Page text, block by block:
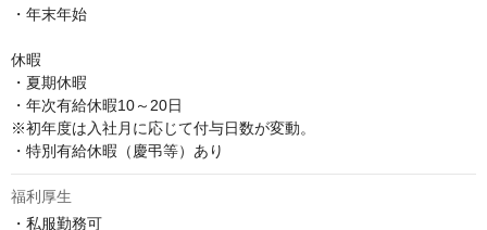
・年末年始
休暇
・夏期休暇
・年次有給休暇10～20日
※初年度は入社月に応じて付与日数が変動。
・特別有給休暇（慶弔等）あり
福利厚生
・私服勤務可